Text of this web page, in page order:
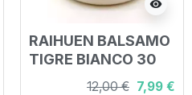
visibility
RAIHUEN BALSAMO
TIGRE BIANCO 30
12,00 € 7,99 €